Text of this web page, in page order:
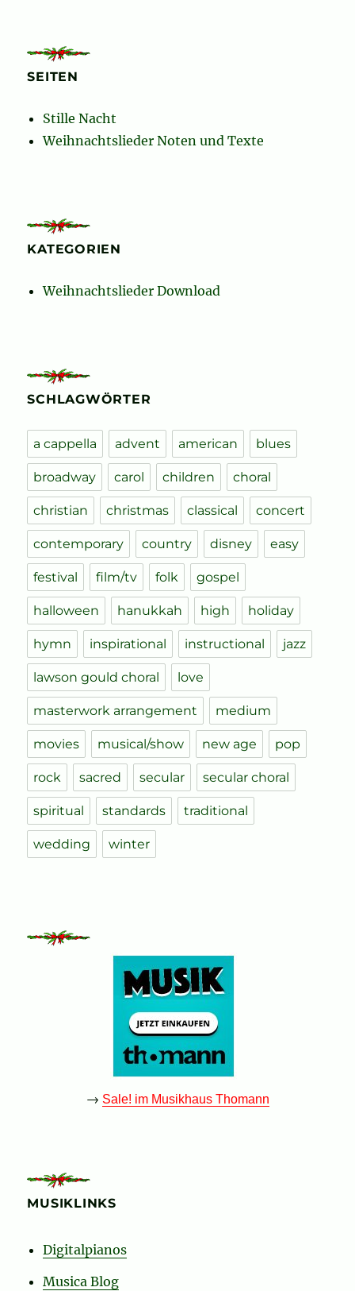
SEITEN
Stille Nacht
Weihnachtslieder Noten und Texte
KATEGORIEN
Weihnachtslieder Download
SCHLAGWÖRTER
a cappella advent american blues
broadway carol children choral
christian christmas classical concert
contemporary country disney easy
festival film/tv folk gospel
halloween hanukkah high holiday
hymn inspirational instructional jazz
lawson gould choral love
masterwork arrangement medium
movies musical/show new age pop
rock sacred secular secular choral
spiritual standards traditional
wedding winter
→ Sale! im Musikhaus Thomann
MUSIKLINKS
Digitalpianos
Musica Blog